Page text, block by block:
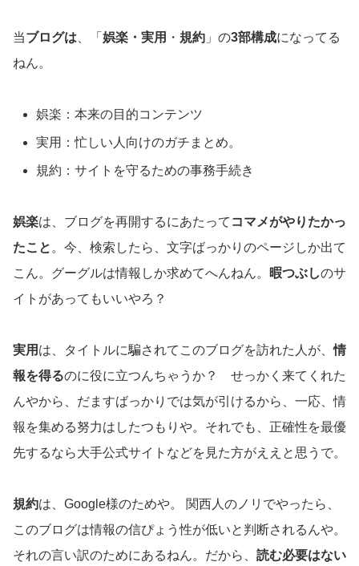
当ブログは 、「 娯楽・実用 ・ 規約 」の3部構成になってる
ねん。
娯楽：本来の目的コンテンツ
実用：忙しい人向けのガチまとめ。
規約：サイトを守るための事務手続き
娯楽は、ブログを再開するにあたって コマメがやりたかっ
たこと 。今、検索したら、文字ばっかりのページしか出て
こん。グーグルは情報しか求めてへんねん。
暇つぶしのサ
イトがあってもいいやろ？
実用 は、タイトルに騙されてこのブログを訪れた人が、情
報を得るのに役に立つんちゃうか？ せっかく来てくれた
んやから、だますばっかりでは気が引けるから、一応、情
報を集める努力はしたつもりや。それでも、正確性を最優
先するなら大手公式サイトなどを見た方がええと思うで。
規約は、Google様のためや。 関西人のノリでやったら、
このブログは情報の信ぴょう性が低いと判断されるんや。
それの言い訳のためにあるねん。だから、 読む必要はない